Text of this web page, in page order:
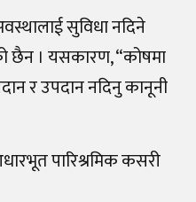
सुविधा नदिने
छैन । यसकारण, “कोषमा
र उपदान नदिनु कानूनी
पारिश्रमिक कसरी